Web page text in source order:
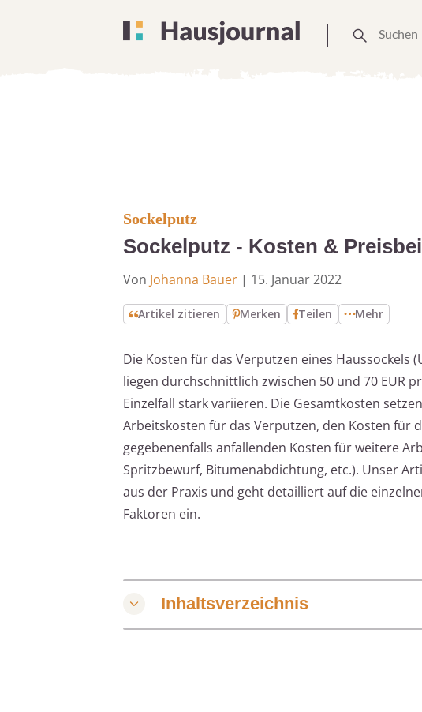
Sockelputz
Sockelputz - Kosten &
Von Johanna Bauer | 15. Januar 2022
Artikel zitieren Merken Teilen Mehr
Die Kosten für das Verputzen eines Haussockels
liegen durchschnittlich zwischen 50 und 70 EUR
Einzelfall stark variieren. Die Gesamtkosten
Arbeitskosten für das Verputzen, den Kosten für
gegebenenfalls anfallenden Kosten für weitere
Spritzbewurf, Bitumenabdichtung, etc.). Unser
aus der Praxis und geht detailliert auf die
Faktoren ein.
Inhaltsverzeichnis